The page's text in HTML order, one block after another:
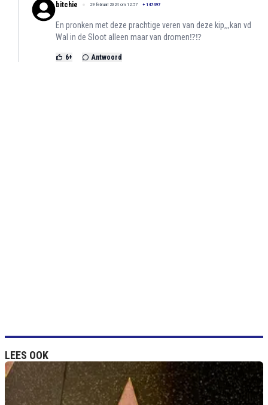
bitchie 29 februari 2024 om 12:57 + 147497
En pronken met deze prachtige veren van deze kip,,,kan vd
Wal in de Sloot alleen maar van dromen⁉️⁉️
6+ Antwoord
LEES OOK